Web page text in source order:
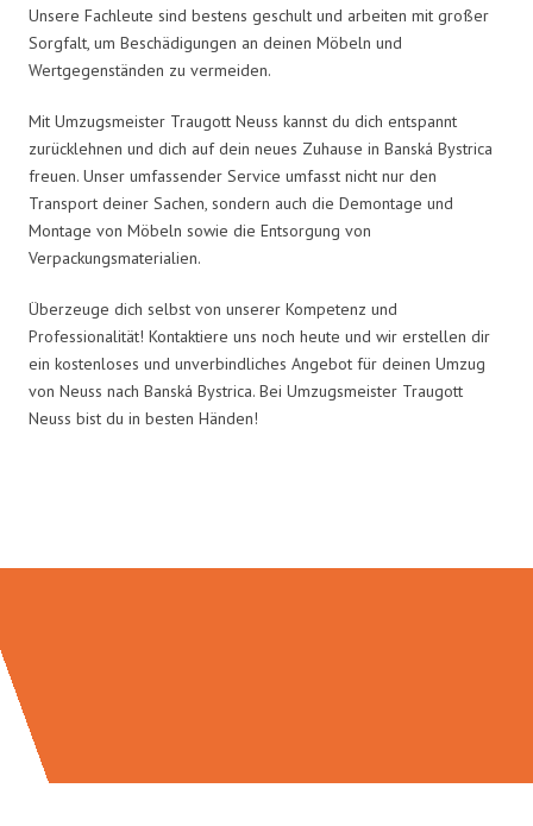
Unsere Fachleute sind bestens geschult und arbeiten mit großer
Sorgfalt, um Beschädigungen an deinen Möbeln und
Wertgegenständen zu vermeiden.
Mit Umzugsmeister Traugott Neuss kannst du dich entspannt
zurücklehnen und dich auf dein neues Zuhause in Banská Bystrica
freuen. Unser umfassender Service umfasst nicht nur den
Transport deiner Sachen, sondern auch die Demontage und
Montage von Möbeln sowie die Entsorgung von
Verpackungsmaterialien.
Überzeuge dich selbst von unserer Kompetenz und
Professionalität! Kontaktiere uns noch heute und wir erstellen dir
ein kostenloses und unverbindliches Angebot für deinen Umzug
von Neuss nach Banská Bystrica. Bei Umzugsmeister Traugott
Neuss bist du in besten Händen!